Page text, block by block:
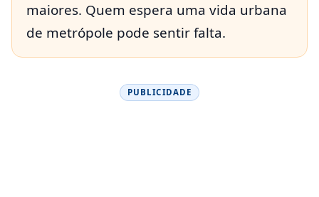
maiores. Quem espera uma vida urbana
de metrópole pode sentir falta.
PUBLICIDADE